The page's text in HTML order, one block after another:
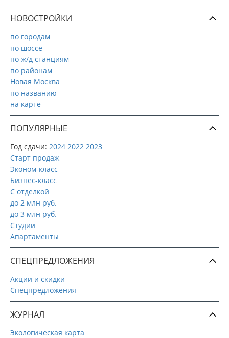
НОВОСТРОЙКИ
по городам
по шоссе
по ж/д станциям
по районам
Новая Москва
по названию
на карте
ПОПУЛЯРНЫЕ
Год сдачи: 2024 2022 2023
Старт продаж
Эконом-класс
Бизнес-класс
С отделкой
до 2 млн руб.
до 3 млн руб.
Студии
Апартаменты
СПЕЦПРЕДЛОЖЕНИЯ
Акции и скидки
Спецпредложения
ЖУРНАЛ
Экологическая карта